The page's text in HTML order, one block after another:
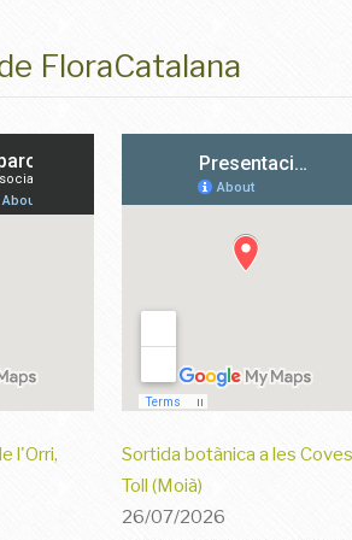
FloraCatalana
l'Orri,
Sortida botànica a les
Toll (Moià)
26/07/2026